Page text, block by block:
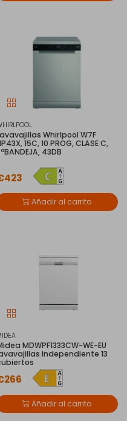
Whirlpool W7F
15C, 10 PROG, CLASE C,
43DB
Añadir al carrito
MDWPF1333CW-WE-EU
Independiente 13
Añadir al carrito